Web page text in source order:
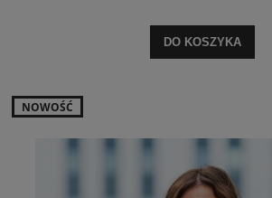
DO KOSZYKA
NOWOŚĆ